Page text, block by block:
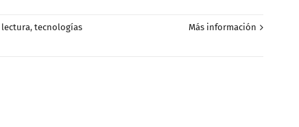
lectura, tecnologías
Más información